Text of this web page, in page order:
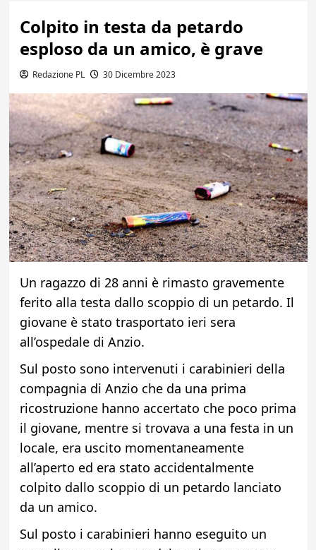
Colpito in testa da petardo
esploso da un amico, è grave
Redazione PL 30 Dicembre 2023
Un ragazzo di 28 anni è rimasto gravemente
ferito alla testa dallo scoppio di un petardo. Il
giovane è stato trasportato ieri sera
all’ospedale di Anzio.
Sul posto sono intervenuti i carabinieri della
compagnia di Anzio che da una prima
ricostruzione hanno accertato che poco prima
il giovane, mentre si trovava a una festa in un
locale, era uscito momentaneamente
all’aperto ed era stato accidentalmente
colpito dallo scoppio di un petardo lanciato
da un amico.
Sul posto i carabinieri hanno eseguito un